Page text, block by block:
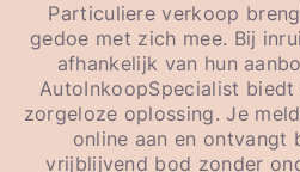
Particuliere verkoop
gedoe met zich mee. Bij
afhankelijk van hun
AutoInkoopSpecialist biedt
zorgeloze oplossing. Je
online aan en ontvangt
vrijblijvend bod zonder